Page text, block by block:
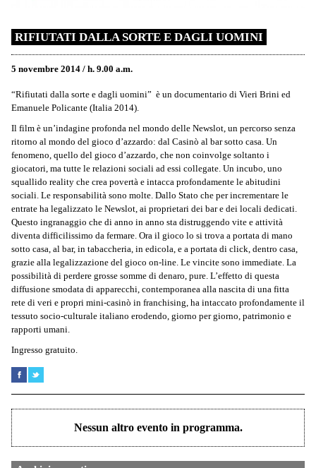
RIFIUTATI DALLA SORTE E DAGLI UOMINI
5 novembre 2014 / h. 9.00 a.m.
“Rifiutati dalla sorte e dagli uomini” è un documentario di Vieri Brini ed
Emanuele Policante (Italia 2014).
Il film è un’indagine profonda nel mondo delle Newslot, un percorso senza
ritorno al mondo del gioco d’azzardo: dal Casinò al bar sotto casa. Un
fenomeno, quello del gioco d’azzardo, che non coinvolge soltanto i
giocatori, ma tutte le relazioni sociali ad essi collegate. Un incubo, uno
squallido reality che crea povertà e intacca profondamente le abitudini
sociali. Le responsabilità sono molte. Dallo Stato che per incrementare le
entrate ha legalizzato le Newslot, ai proprietari dei bar e dei locali dedicati.
Questo ingranaggio che di anno in anno sta distruggendo vite e attività
diventa difficilissimo da fermare. Ora il gioco lo si trova a portata di mano
sotto casa, al bar, in tabaccheria, in edicola, e a portata di click, dentro casa,
grazie alla legalizzazione del gioco on-line. Le vincite sono immediate. La
possibilità di perdere grosse somme di denaro, pure. L’effetto di questa
diffusione smodata di apparecchi, contemporanea alla nascita di una fitta
rete di veri e propri mini-casinò in franchising, ha intaccato profondamente il
tessuto socio-culturale italiano erodendo, giorno per giorno, patrimonio e
rapporti umani.
Ingresso gratuito.
Nessun altro evento in programma.